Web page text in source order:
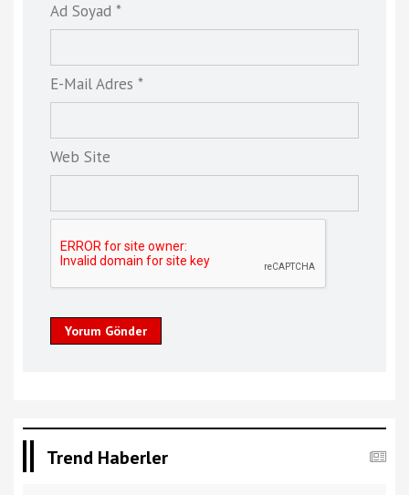
Ad Soyad *
E-Mail Adres *
Web Site
Yorum Gönder
Trend Haberler